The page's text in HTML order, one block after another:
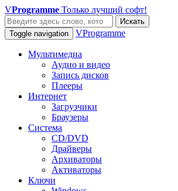
VProgramme Только лучший софт!
Искать
Toggle navigation
VProgramme
Мультимедиа
Аудио и видео
Запись дисков
Плееры
Интернет
Загрузчики
Браузеры
Система
CD/DVD
Драйверы
Архиваторы
Активаторы
Ключи